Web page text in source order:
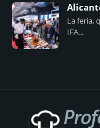
La feria,
IFA...